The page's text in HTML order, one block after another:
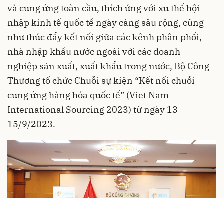
và cung ứng toàn cầu, thích ứng với xu thế hội
nhập kinh tế quốc tế ngày càng sâu rộng, cũng
như thúc đẩy kết nối giữa các kênh phân phối,
nhà nhập khẩu nước ngoài với các doanh
nghiệp sản xuất, xuất khẩu trong nước, Bộ Công
Thương tổ chức Chuỗi sự kiện “Kết nối chuỗi
cung ứng hàng hóa quốc tế” (Viet Nam
International Sourcing 2023) từ ngày 13-
15/9/2023.